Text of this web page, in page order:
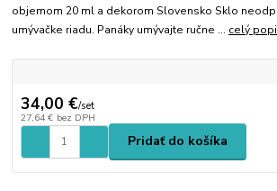
objemom 20 ml a dekorom Slovensko Sklo
umývačke riadu. Panáky umývajte ručne ... celý
34,00 €/set
27,64 € bez DPH
Pridať do košíka